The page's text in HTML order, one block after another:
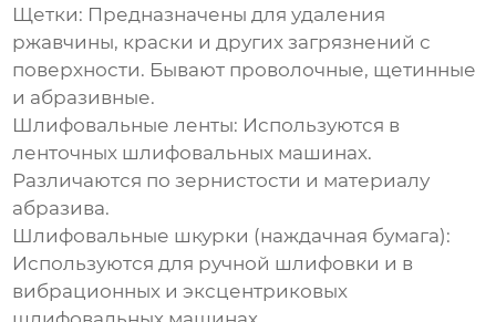
Щетки: Предназначены для удаления
ржавчины, краски и других загрязнений с
поверхности. Бывают проволочные, щетинные
и абразивные.
Шлифовальные ленты: Используются в
ленточных шлифовальных машинах.
Различаются по зернистости и материалу
абразива.
Шлифовальные шкурки (наждачная бумага):
Используются для ручной шлифовки и в
вибрационных и эксцентриковых